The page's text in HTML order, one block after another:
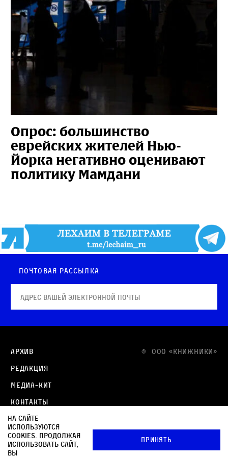
Опрос: большинство
еврейских жителей Нью-
Йорка негативно оценивают
политику Мамдани
Почтовая рассылка
© OOO «КНИЖНИКИ»
Архив
Редакция
Медиа-кит
Контакты
Политика в отношении обработки персональных
данных
Политика обработки файлов cookie
На сайте
используются
cookies. Продолжая
использовать сайт,
вы
Принять